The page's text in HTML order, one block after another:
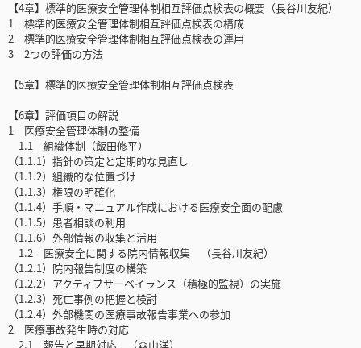
【4章】標準的医療安全管理体制相互評価点検表の概要（長谷川友紀）
1 標準的医療安全管理体制相互評価点検表の構成
2 標準的医療安全管理体制相互評価点検表の運用
3 2つの評価の方法
【5章】標準的医療安全管理体制相互評価点検表
【6章】評価項目の解説
1 医療安全管理体制の整備
1.1 組織体制（飯田修平）
（1.1.1）指針の策定と定期的な見直し
（1.1.2）組織的な位置づけ
（1.1.3）権限の明確化
（1.1.4）手順・マニュアル作成における医療安全面の配慮
（1.1.5）患者相談の利用
（1.1.6）外部情報の収集と活用
1.2 医療安全に関する院内情報収集 （長谷川友紀）
（1.2.1）院内報告制度の構築
（1.2.2）アクティブサーベイランス（積極的監視）の実施
（1.2.3）死亡事例の把握と検討
（1.2.4）外部機関の医療事故報告事業への参加
2 医療事故発生時の対応
2.1 報告と早期対応 （森山洋）